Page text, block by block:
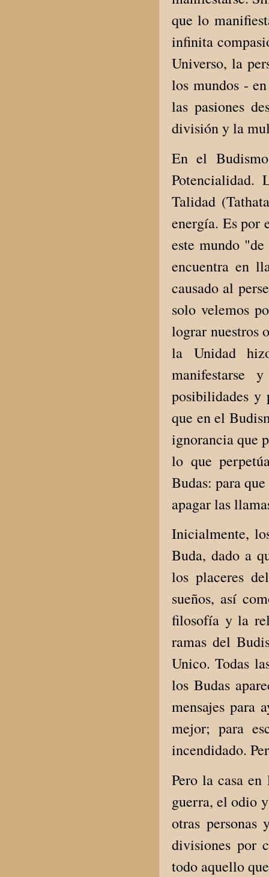
que lo
infinita
Universo, la
los mundos -
las pasiones
división y la
En el
Potencialidad.
Talidad
energía. Es por
este mundo
encuentra en
causado al
solo velemos
lograr nuestros
la Unidad
manifestarse
posibilidades y
que en el
ignorancia que
lo que
Budas: para
apagar las
Inicialmente,
Buda, dado a
los placeres
sueños, así
filosofía y la
ramas del
Unico. Todas
los Budas
mensajes para
mejor; para
incendidado.
Pero la casa
guerra, el odio
otras
divisiones por
todo aquello